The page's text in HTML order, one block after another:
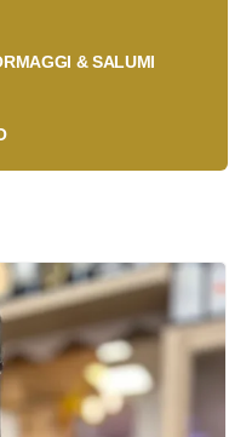
& SALUMI